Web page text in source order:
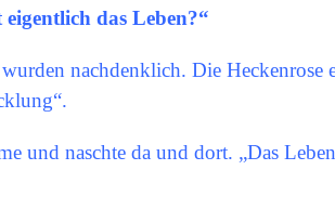
eigentlich das Leben?“
nachdenklich. Die Heckenrose
und naschte da und dort. „Das